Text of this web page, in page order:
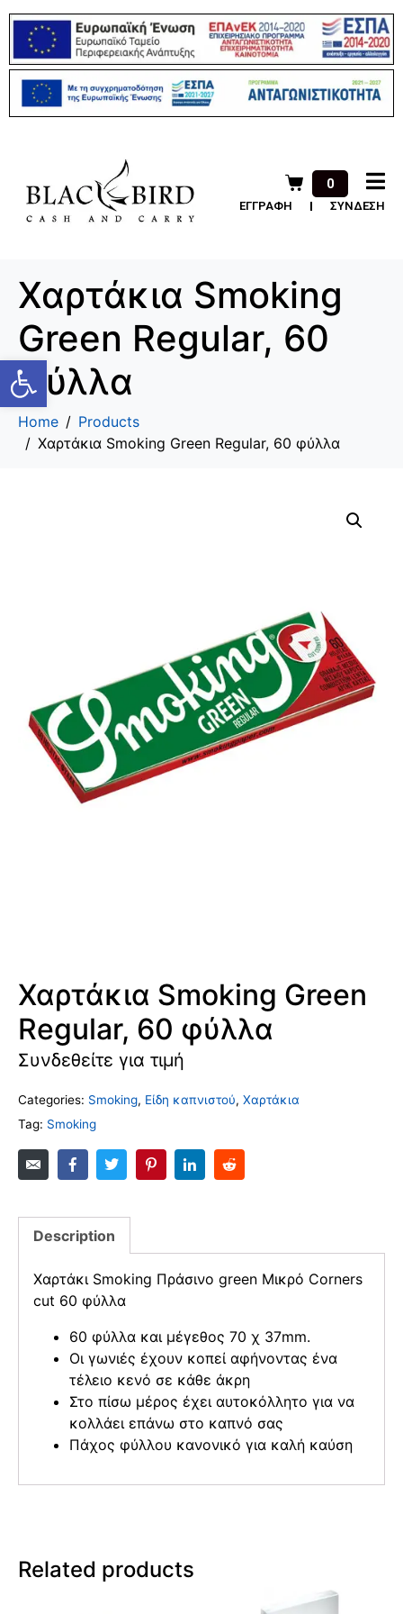
Ανοίξτε τη γραμμή εργαλείων
0
ΕΓΓΡΑΦΗ ΣΥΝΔΕΣΗ
Χαρτάκια Smoking
Green Regular, 60
φύλλα
Home
Products
Χαρτάκια Smoking Green Regular, 60 φύλλα
Χαρτάκια Smoking Green
Regular, 60 φύλλα
Συνδεθείτε για τιμή
Categories: Smoking, Είδη καπνιστού, Χαρτάκια
Tag: Smoking
Description
Χαρτάκι Smoking Πράσινο green Μικρό Corners
cut 60 φύλλα
60 φύλλα και μέγεθος 70 χ 37mm.
Οι γωνιές έχουν κοπεί αφήνοντας ένα
τέλειο κενό σε κάθε άκρη
Στο πίσω μέρος έχει αυτοκόλλητο για να
κολλάει επάνω στο καπνό σας
Πάχος φύλλου κανονικό για καλή καύση
Related products